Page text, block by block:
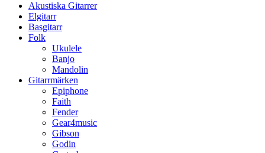
Akustiska Gitarrer
Elgitarr
Basgitarr
Folk
Ukulele
Banjo
Mandolin
Gitarrmärken
Epiphone
Faith
Fender
Gear4music
Gibson
Godin